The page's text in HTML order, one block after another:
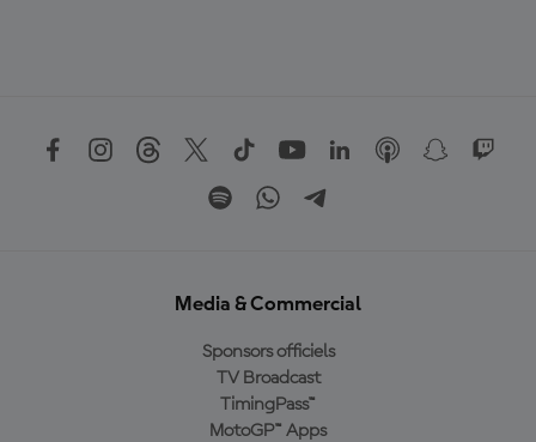
Media & Commercial
Sponsors officiels
TV Broadcast
TimingPass™
MotoGP™ Apps